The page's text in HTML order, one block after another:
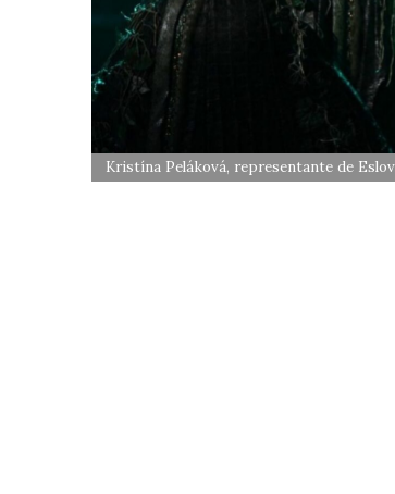
Kristína Peláková, representante de